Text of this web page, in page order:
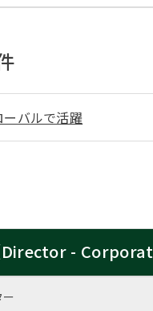
ーバルで活躍
-